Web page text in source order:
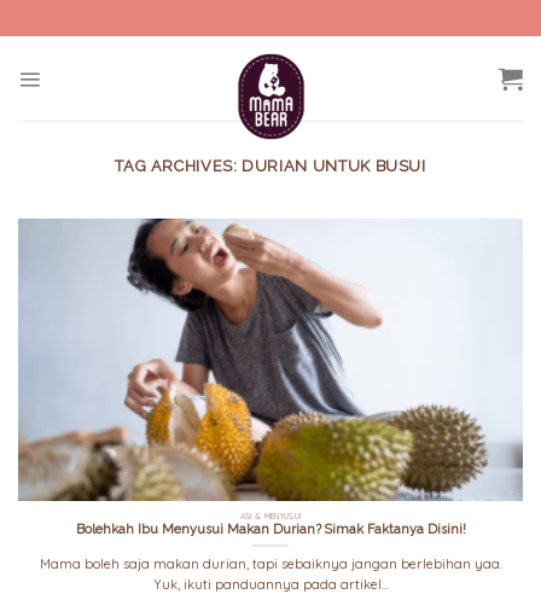
to
TAG ARCHIVES: DURIAN UNTUK BUSUI
ASI & MENYUSUI
Bolehkah Ibu Menyusui Makan Durian? Simak Faktanya Disini!
Mama boleh saja makan durian, tapi sebaiknya jangan berlebihan yaa.
Yuk, ikuti panduannya pada artikel...